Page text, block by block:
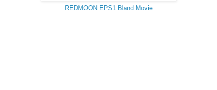
REDMOON EPS1 Bland Movie